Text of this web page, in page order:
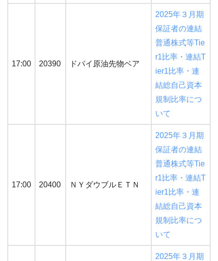
17:00 20390 ドバイ原油先物ベア
2025年３月期
保証者の連結
普通株式等Tie
r1比率・連結T
ier1比率・連
結総自己資本
規制比率につ
いて
17:00 20400 ＮＹダウブルＥＴＮ
2025年３月期
保証者の連結
普通株式等Tie
r1比率・連結T
ier1比率・連
結総自己資本
規制比率につ
いて
2025年３月期